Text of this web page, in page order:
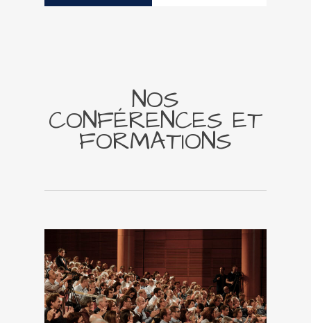
NOS
CONFÉRENCES ET
FORMATIONS